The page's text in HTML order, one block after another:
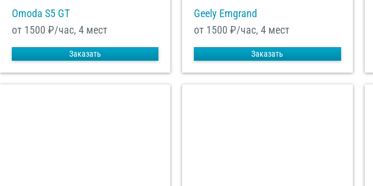
Omoda S5 GT
от 1500 ₽/час, 4 мест
Заказать
Geely Emgrand
от 1500 ₽/час, 4 мест
Заказать